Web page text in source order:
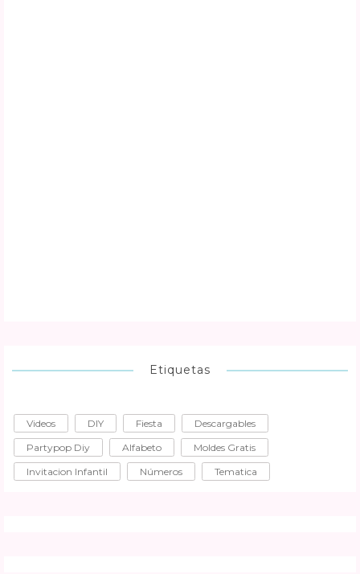
Etiquetas
Videos DIY Fiesta
Descargables
Partypop Diy
Alfabeto
Moldes Gratis
Invitacion Infantil
Números Tematica